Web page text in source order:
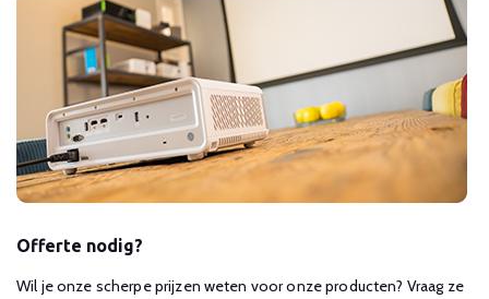
Offerte nodig?
Wil je onze scherpe prijzen weten voor onze producten? Vraag ze